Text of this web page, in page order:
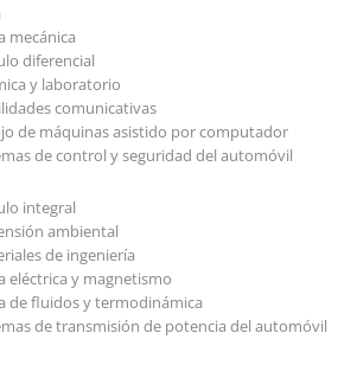
mecánica
diferencial
y laboratorio
comunicativas
de máquinas asistido por computador
de control y seguridad del automóvil
integral
ambiental
de ingeniería
eléctrica y magnetismo
de fluidos y termodinámica
de transmisión de potencia del automóvil